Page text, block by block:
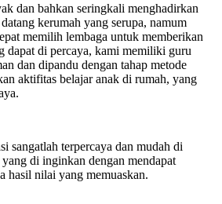
dan bahkan seringkali menghadirkan
kerumah yang serupa, namum
memilih lembaga untuk memberikan
dapat di percaya, kami memiliki guru
dan dipandu dengan tahap metode
aktifitas belajar anak di rumah, yang
sangatlah terpercaya dan mudah di
di inginkan dengan mendapat
hasil nilai yang memuaskan.